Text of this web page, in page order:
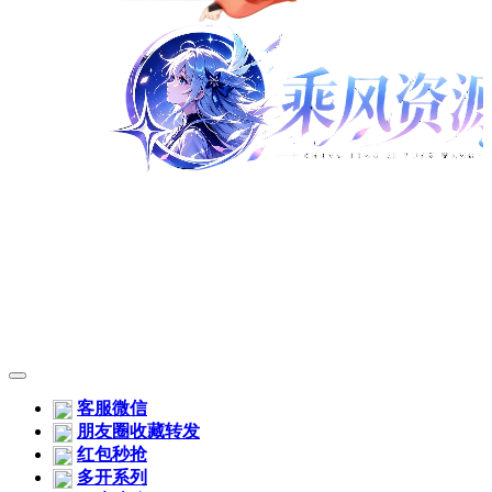
客服微信
朋友圈收藏转发
红包秒抢
多开系列